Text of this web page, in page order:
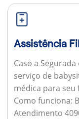
Assistência
Caso a
serviço de
médica para
Como funciona:
Atendimento